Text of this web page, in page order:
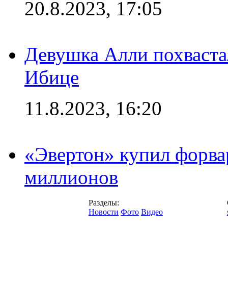
20.8.2023, 17:05
Девушка Алли
Ибице
11.8.2023, 16:20
«Эвертон» купил
миллионов
Разделы:
Новости Фото Видео